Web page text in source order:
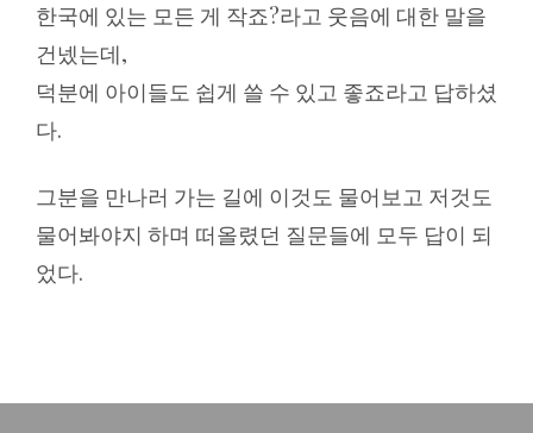
한국에 있는 모든 게 작죠?라고 웃음에 대한 말을
건넸는데,
덕분에 아이들도 쉽게 쓸 수 있고 좋죠라고 답하셨
다.
그분을 만나러 가는 길에 이것도 물어보고 저것도
물어봐야지 하며 떠올렸던 질문들에 모두 답이 되
었다.